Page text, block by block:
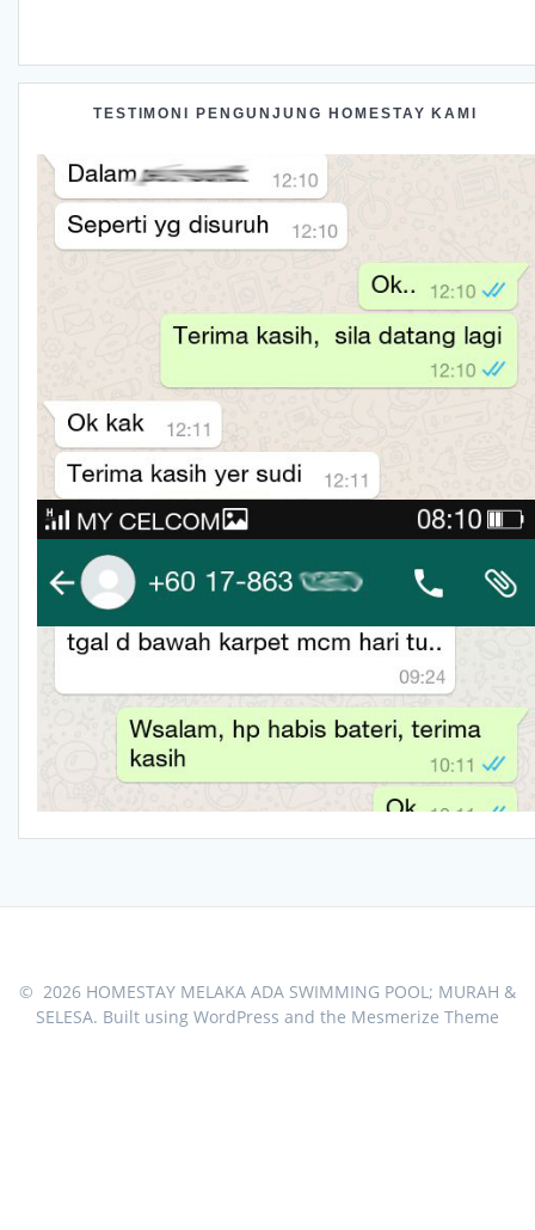
TESTIMONI PENGUNJUNG HOMESTAY KAMI
© 2026 HOMESTAY MELAKA ADA SWIMMING POOL; MURAH &
SELESA. Built using WordPress and the Mesmerize Theme